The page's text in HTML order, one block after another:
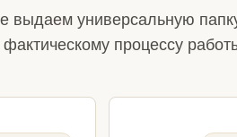
выдаем универсальную
фактическому процессу